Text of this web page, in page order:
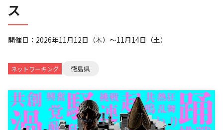
ス
開催日：2026年11月12日（木）～11月14日（土）
ネットワーキング 徳島県